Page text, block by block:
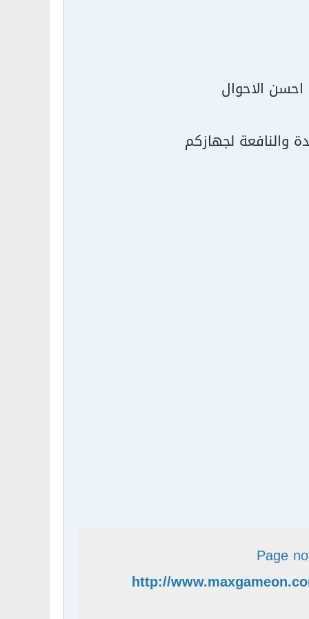
الاحوال
والنافعة لجهازكم
Page
http://